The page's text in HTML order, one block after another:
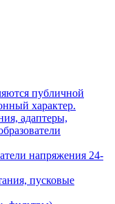
публичной
характер.
адаптеры,
напряжения 24-
пусковые